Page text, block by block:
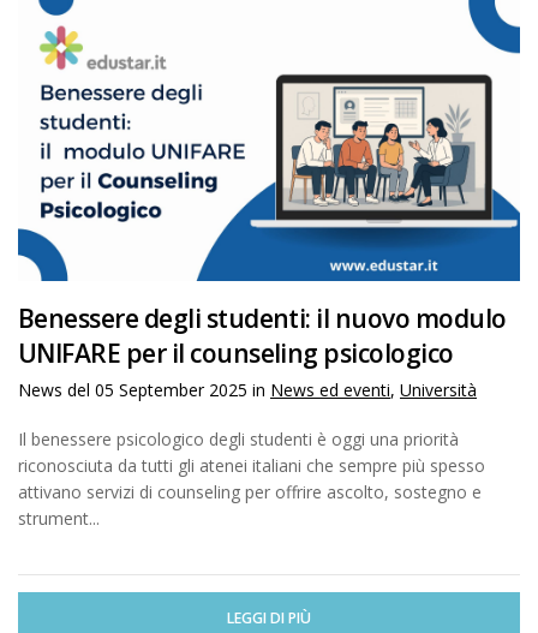
Benessere degli studenti: il nuovo modulo
UNIFARE per il counseling psicologico
News del 05 September 2025 in News ed eventi, Università
Il benessere psicologico degli studenti è oggi una priorità
riconosciuta da tutti gli atenei italiani che sempre più spesso
attivano servizi di counseling per offrire ascolto, sostegno e
strument...
LEGGI DI PIÙ